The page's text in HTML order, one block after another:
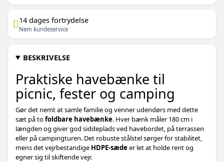
14 dages fortrydelse
Nem kundeservice
BESKRIVELSE
Praktiske havebænke til
picnic, fester og camping
Gør det nemt at samle familie og venner udendørs med dette
sæt på tofoldbare havebænke. Hver bænk måler 180 cm i
længden og giver god siddeplads ved havebordet, på terrassen
eller på campingturen. Det robuste stålstel sørger for stabilitet,
mens det vejrbestandige HDPE-sædeer let at holde rent og
egner sig til skiftende vejr.